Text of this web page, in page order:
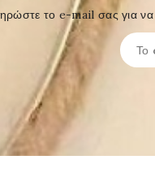
το e-mail σας για να